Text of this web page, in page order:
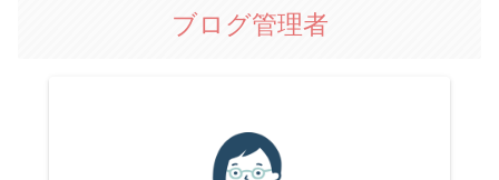
ブログ管理者